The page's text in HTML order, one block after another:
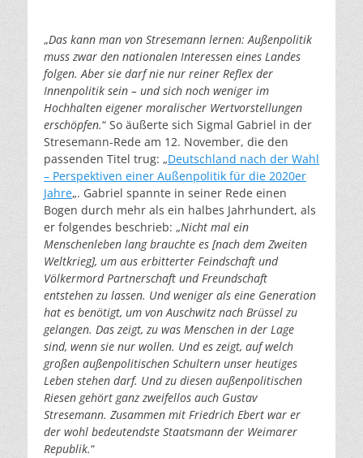
„Das kann man von Stresemann lernen: Außenpolitik
muss zwar den nationalen Interessen eines Landes
folgen. Aber sie darf nie nur reiner Reflex der
Innenpolitik sein – und sich noch weniger im
Hochhalten eigener moralischer Wertvorstellungen
erschöpfen.“ So äußerte sich Sigmal Gabriel in der
Stresemann-Rede am 12. November, die den
passenden Titel trug: „Deutschland nach der Wahl
– Perspektiven einer Außenpolitik für die 2020er
Jahre„. Gabriel spannte in seiner Rede einen
Bogen durch mehr als ein halbes Jahrhundert, als
er folgendes beschrieb: „Nicht mal ein
Menschenleben lang brauchte es [nach dem Zweiten
Weltkrieg], um aus erbitterter Feindschaft und
Völkermord Partnerschaft und Freundschaft
entstehen zu lassen. Und weniger als eine Generation
hat es benötigt, um von Auschwitz nach Brüssel zu
gelangen. Das zeigt, zu was Menschen in der Lage
sind, wenn sie nur wollen. Und es zeigt, auf welch
großen außenpolitischen Schultern unser heutiges
Leben stehen darf. Und zu diesen außenpolitischen
Riesen gehört ganz zweifellos auch Gustav
Stresemann. Zusammen mit Friedrich Ebert war er
der wohl bedeutendste Staatsmann der Weimarer
Republik.“